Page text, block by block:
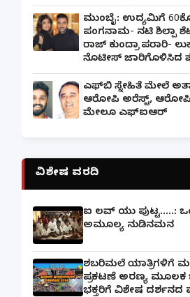
ಮುಂಬೈ: ಉದ್ಯಮಿಗೆ
ಪಂಗನಾಮ- ನಟಿ ಶಿಲ್ಪಾ
ರಾಜ್ ಕುಂದ್ರಾ ಪರಾರಿ-
ನೊಟೀಸ್ ಜಾರಿಗೊಳಿಸಿದ
ಎಫ್‌ಬಿ ಸ್ನೇಹಿತೆ ಮೇಲೆ
ಆರೋಪಿ ಅರೆಸ್ಟ್,
ಮೇಲೂ ಎಫ್ಐಆರ್
ವಿಶೇಷ ವರದಿ
ಐ ಲವ್ ಯು ಪುಟ್ಟ.....:
ಅಮೂಲ್ಯ ನುಡಿನಮನ
ಶಬರಿಮಲೆ ಯಾತ್ರಿಗಳಿಗೆ
ಪ್ರಕಟಣೆ ಅರಣ್ಯ ಮೂಲಕ
ಭಕ್ತರಿಗೆ ವಿಶೇಷ ದರ್ಶನದ